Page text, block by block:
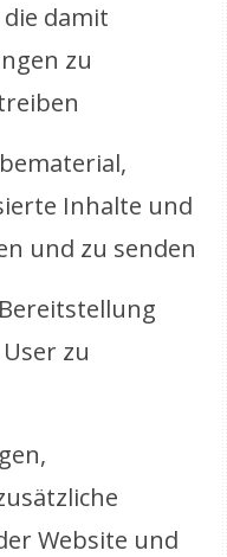
damit
zu
Inhalte und
und zu senden
zu
Website und